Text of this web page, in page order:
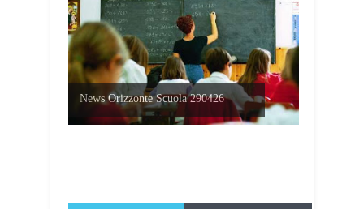
News Orizzonte Scuola 290426